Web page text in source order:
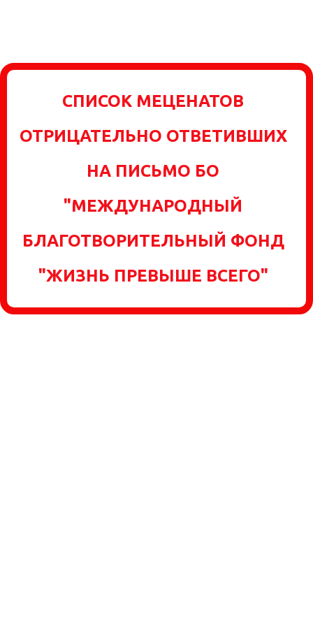
СПИСОК МЕЦЕНАТОВ
ОТРИЦАТЕЛЬНО ОТВЕТИВШИХ
НА ПИСЬМО БО
"МЕЖДУНАРОДНЫЙ
БЛАГОТВОРИТЕЛЬНЫЙ ФОНД
"ЖИЗНЬ ПРЕВЫШЕ ВСЕГО"